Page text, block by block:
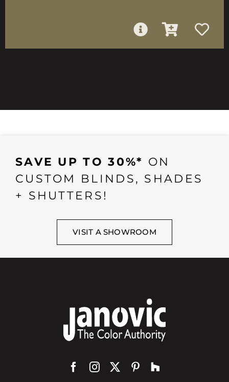
SAVE UP TO 30%* ON
CUSTOM BLINDS, SHADES
+ SHUTTERS!
VISIT A SHOWROOM